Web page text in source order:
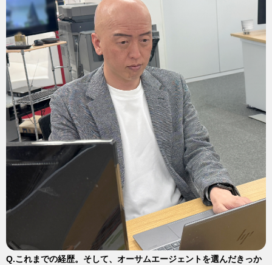
Q.これまでの経歴。そして、オーサムエージェントを選んだきっか